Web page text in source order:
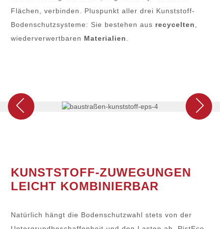
Flächen, verbinden. Pluspunkt aller drei Kunststoff-
Bodenschutzsysteme: Sie bestehen aus recycelten
wiederverwertbaren Materialien
KUNSTSTOFF-ZUWEGUNGEN
LEICHT KOMBINIERBAR
Natürlich hängt die Bodenschutzwahl stets von der